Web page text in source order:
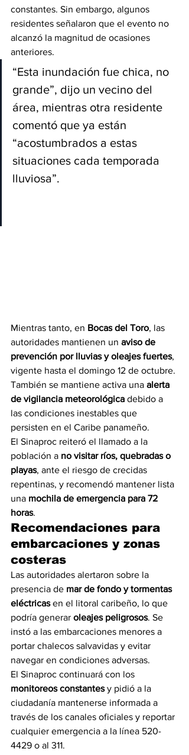
constantes. Sin embargo, algunos
residentes señalaron que el evento no
alcanzó la magnitud de ocasiones
anteriores.
“Esta inundación fue chica, no
grande”, dijo un vecino del
área, mientras otra residente
comentó que ya están
“acostumbrados a estas
situaciones cada temporada
lluviosa”.
Mientras tanto, en Bocas del Toro, las
autoridades mantienen un aviso de
prevención por lluvias y oleajes fuertes,
vigente hasta el domingo 12 de octubre.
También se mantiene activa una alerta
de vigilancia meteorológica debido a
las condiciones inestables que
persisten en el Caribe panameño.
El Sinaproc reiteró el llamado a la
población a no visitar ríos, quebradas o
playas, ante el riesgo de crecidas
repentinas, y recomendó mantener lista
una mochila de emergencia para 72
horas.
Recomendaciones para
embarcaciones y zonas
costeras
Las autoridades alertaron sobre la
presencia de mar de fondo y tormentas
eléctricas en el litoral caribeño, lo que
podría generar oleajes peligrosos. Se
instó a las embarcaciones menores a
portar chalecos salvavidas y evitar
navegar en condiciones adversas.
El Sinaproc continuará con los
monitoreos constantes y pidió a la
ciudadanía mantenerse informada a
través de los canales oficiales y reportar
cualquier emergencia a la línea 520-
4429 o al 311.